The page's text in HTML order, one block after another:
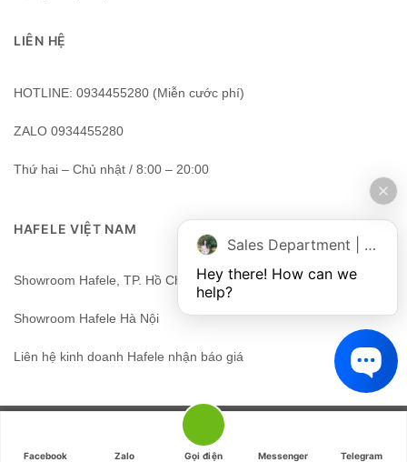
LIÊN HỆ
HOTLINE: 0934455280 (Miễn cước phí)
ZALO 0934455280
Thứ hai – Chủ nhật / 8:00 – 20:00
HAFELE VIỆT NAM
Showroom Hafele, TP. Hồ Chí Minh, Việt Nam
Showroom Hafele Hà Nội
Liên hệ kinh doanh Hafele nhận báo giá
HAFELEHOME - HAFELE - HAFELE VIỆT NAM.
Facebook Zalo Gọi điện Messenger Telegram
Sales Department | Chat online
Hey there! How can we
help?